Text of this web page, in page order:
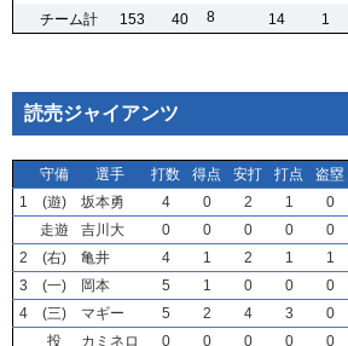
チーム計
153 40 8 14 1
チーム計
153 40 8 14 1
チーム計
153 40 8 14 1
チーム計
153 40 8 14 1
読売ジャイアンツ
守備 選手 打数 得点 安打 打点 盗塁
1
(遊) 坂本勇 4 0 2 1 0
走遊
吉川大 0 0 0 0 0
2
(右) 亀井 4 1 2 1 1
3
(一) 岡本 5 1 0 0 0
4
(三) マギー 5 2 4 3 0
投
カミネロ 0 0 0 0 0
守備 選手 打数 得点 安打 打点 盗塁
1
(遊) 坂本勇 4 0 2 1 0
走遊
吉川大 0 0 0 0 0
2
(右) 亀井 4 1 2 1 1
3
(一) 岡本 5 1 0 0 0
4
(三) マギー 5 2 4 3 0
投
カミネロ 0 0 0 0 0
守備 選手 打数 得点 安打 打点 盗塁
1
(遊) 坂本勇 4 0 2 1 0
走遊
吉川大 0 0 0 0 0
2
(右) 亀井 4 1 2 1 1
3
(一) 岡本 5 1 0 0 0
4
(三) マギー 5 2 4 3 0
投
カミネロ 0 0 0 0 0
守備 選手 打数 得点 安打 打点 盗塁
1
(遊) 坂本勇 4 0 2 1 0
走遊
吉川大 0 0 0 0 0
2
(右) 亀井 4 1 2 1 1
3
(一) 岡本 5 1 0 0 0
4
(三) マギー 5 2 4 3 0
投
カミネロ 0 0 0 0 0